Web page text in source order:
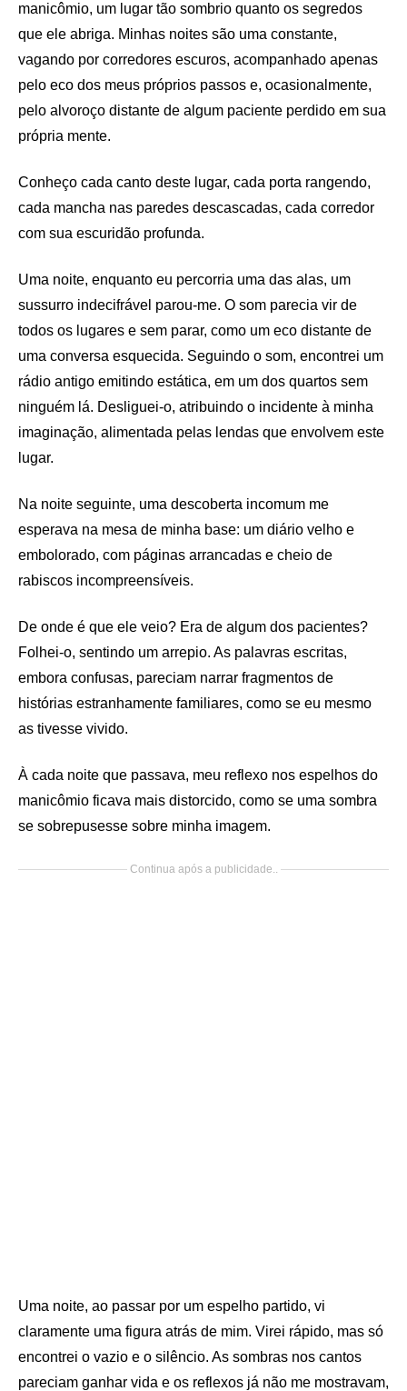
manicômio, um lugar tão sombrio quanto os segredos
que ele abriga. Minhas noites são uma constante,
vagando por corredores escuros, acompanhado apenas
pelo eco dos meus próprios passos e, ocasionalmente,
pelo alvoroço distante de algum paciente perdido em sua
própria mente.
Conheço cada canto deste lugar, cada porta rangendo,
cada mancha nas paredes descascadas, cada corredor
com sua escuridão profunda.
Uma noite, enquanto eu percorria uma das alas, um
sussurro indecifrável parou-me. O som parecia vir de
todos os lugares e sem parar, como um eco distante de
uma conversa esquecida. Seguindo o som, encontrei um
rádio antigo emitindo estática, em um dos quartos sem
ninguém lá. Desliguei-o, atribuindo o incidente à minha
imaginação, alimentada pelas lendas que envolvem este
lugar.
Na noite seguinte, uma descoberta incomum me
esperava na mesa de minha base: um diário velho e
embolorado, com páginas arrancadas e cheio de
rabiscos incompreensíveis.
De onde é que ele veio? Era de algum dos pacientes?
Folhei-o, sentindo um arrepio. As palavras escritas,
embora confusas, pareciam narrar fragmentos de
histórias estranhamente familiares, como se eu mesmo
as tivesse vivido.
À cada noite que passava, meu reflexo nos espelhos do
manicômio ficava mais distorcido, como se uma sombra
se sobrepusesse sobre minha imagem.
Continua após a publicidade..
Uma noite, ao passar por um espelho partido, vi
claramente uma figura atrás de mim. Virei rápido, mas só
encontrei o vazio e o silêncio. As sombras nos cantos
pareciam ganhar vida e os reflexos já não me mostravam,